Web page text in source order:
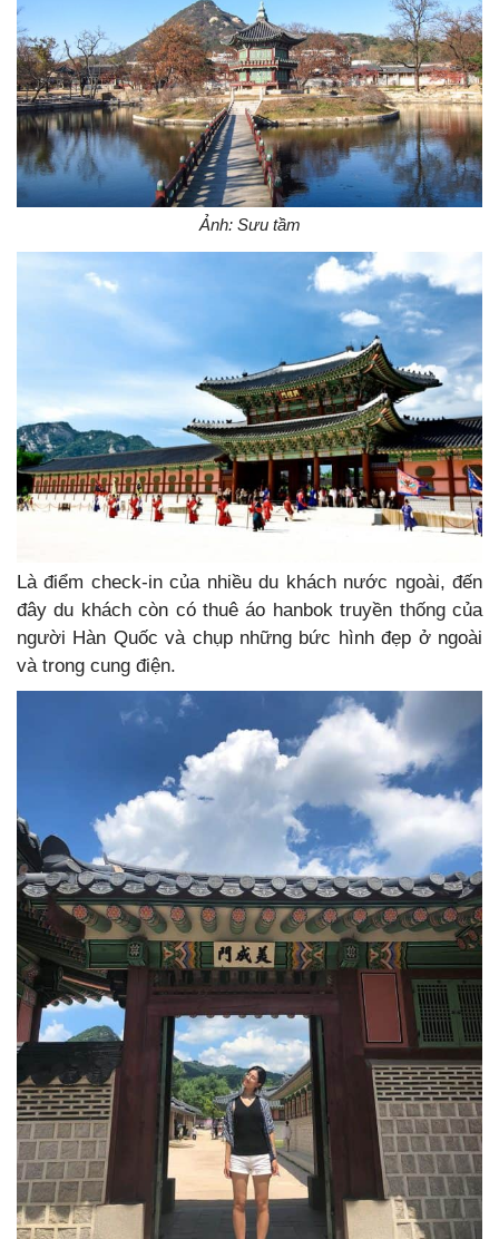
Ảnh: Sưu tầm
Là điểm check-in của nhiều du khách nước ngoài, đến
đây du khách còn có thuê áo hanbok truyền thống của
người Hàn Quốc và chụp những bức hình đẹp ở ngoài
và trong cung điện.